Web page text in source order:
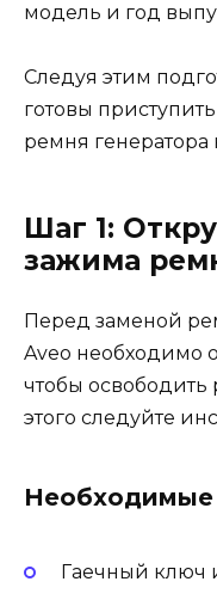
модель и год
Следуя этим
готовы
ремня
Шаг 1:
зажима
Перед заменой
Aveo необходимо
чтобы освободить
этого следуйте
Необходимые
Гаечный ключ